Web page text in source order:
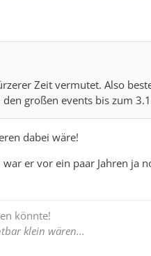
Zeit vermutet. Also
großen events bis zum
dabei wäre!
er vor ein paar Jahren ja
könnte!
klein wären...